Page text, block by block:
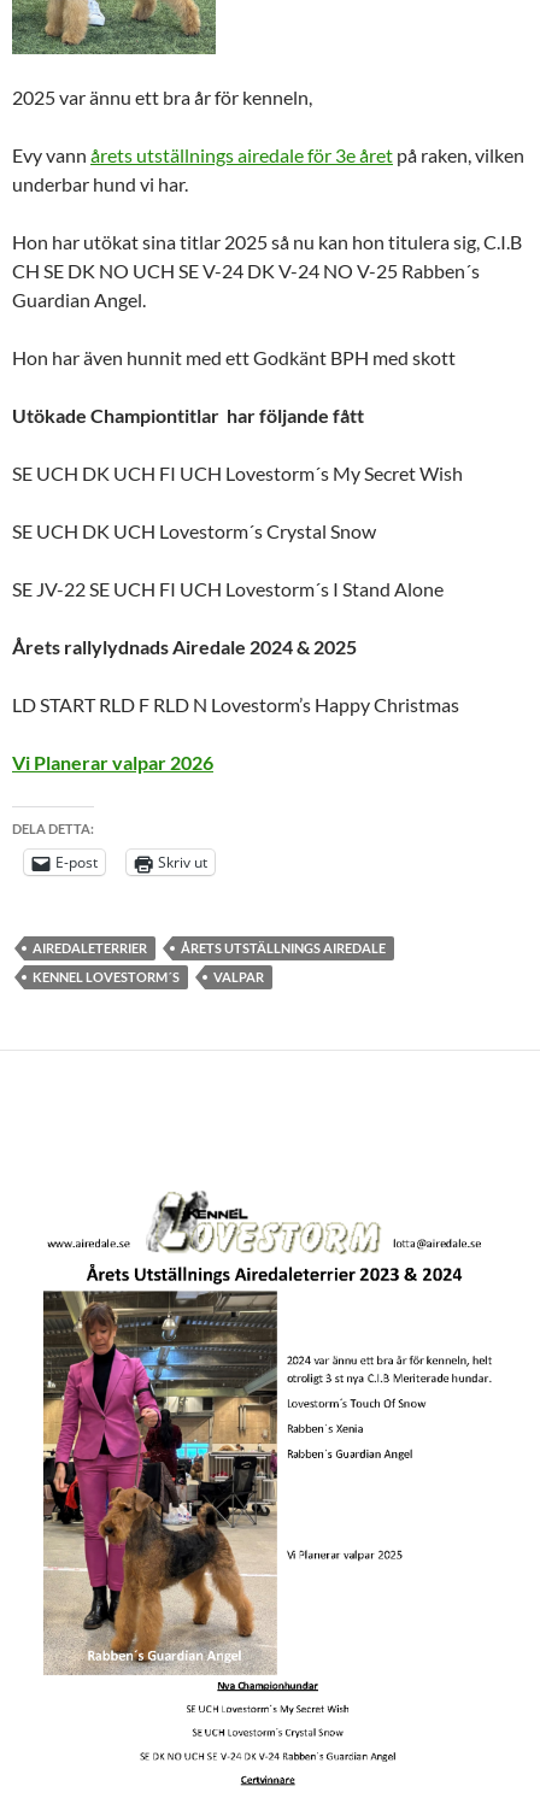
2025 var ännu ett bra år för kenneln,
Evy vann årets utställnings airedale för 3e året på raken, vilken
underbar hund vi har.
Hon har utökat sina titlar 2025 så nu kan hon titulera sig, C.I.B
CH SE DK NO UCH SE V-24 DK V-24 NO V-25 Rabben´s
Guardian Angel.
Hon har även hunnit med ett Godkänt BPH med skott
Utökade Championtitlar har följande fått
SE UCH DK UCH FI UCH Lovestorm´s My Secret Wish
SE UCH DK UCH Lovestorm´s Crystal Snow
SE JV-22 SE UCH FI UCH Lovestorm´s I Stand Alone
Årets rallylydnads Airedale 2024 & 2025
LD START RLD F RLD N Lovestorm’s Happy Christmas
Vi Planerar valpar 2026
DELA DETTA:
E-post Skriv ut
AIREDALETERRIER
ÅRETS UTSTÄLLNINGS AIREDALE
KENNEL LOVESTORM´S
VALPAR